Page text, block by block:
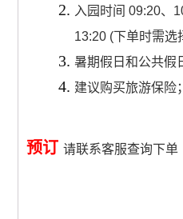
入园时间 09:20、
13:20 (下单时需选
暑期假日和公共假
建议购买旅游保险；
预订 请联系客服查询下单